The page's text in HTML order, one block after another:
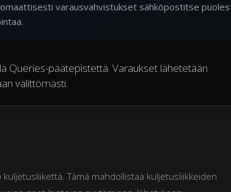
varausvahvistukset sähköpostitse
Queries-päätepistettä. Varaukset lähetetään
välittömästi.
Tämä mahdollistaa kuljetusliikkeiden